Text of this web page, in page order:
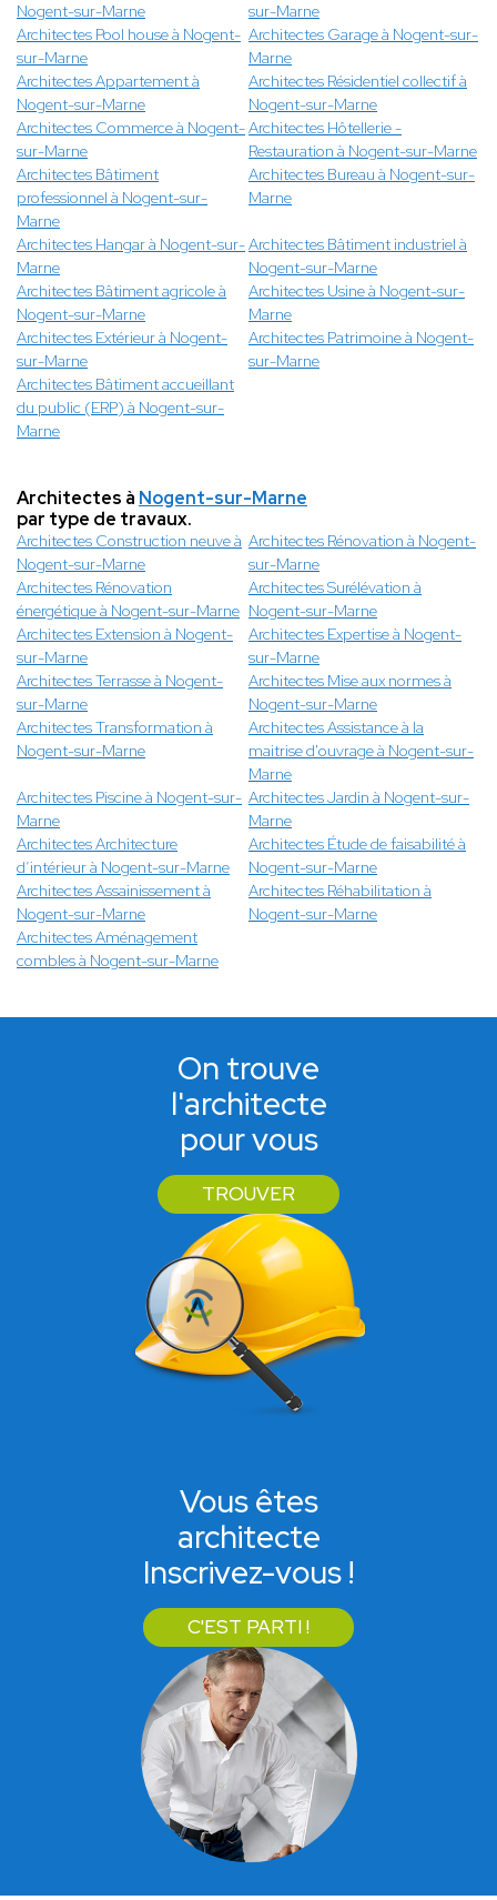
Nogent-sur-Marne
sur-Marne
Architectes Pool house à Nogent-
sur-Marne
Architectes Garage à Nogent-sur-
Marne
Architectes Appartement à
Nogent-sur-Marne
Architectes Résidentiel collectif à
Nogent-sur-Marne
Architectes Commerce à Nogent-
sur-Marne
Architectes Hôtellerie -
Restauration à Nogent-sur-Marne
Architectes Bâtiment
professionnel à Nogent-sur-
Marne
Architectes Bureau à Nogent-sur-
Marne
Architectes Hangar à Nogent-sur-
Marne
Architectes Bâtiment industriel à
Nogent-sur-Marne
Architectes Bâtiment agricole à
Nogent-sur-Marne
Architectes Usine à Nogent-sur-
Marne
Architectes Extérieur à Nogent-
sur-Marne
Architectes Patrimoine à Nogent-
sur-Marne
Architectes Bâtiment accueillant
du public (ERP) à Nogent-sur-
Marne
Architectes à Nogent-sur-Marne
par type de travaux.
Architectes Construction neuve à
Nogent-sur-Marne
Architectes Rénovation à Nogent-
sur-Marne
Architectes Rénovation
énergétique à Nogent-sur-Marne
Architectes Surélévation à
Nogent-sur-Marne
Architectes Extension à Nogent-
sur-Marne
Architectes Expertise à Nogent-
sur-Marne
Architectes Terrasse à Nogent-
sur-Marne
Architectes Mise aux normes à
Nogent-sur-Marne
Architectes Transformation à
Nogent-sur-Marne
Architectes Assistance à la
maitrise d'ouvrage à Nogent-sur-
Marne
Architectes Piscine à Nogent-sur-
Marne
Architectes Jardin à Nogent-sur-
Marne
Architectes Architecture
d’intérieur à Nogent-sur-Marne
Architectes Étude de faisabilité à
Nogent-sur-Marne
Architectes Assainissement à
Nogent-sur-Marne
Architectes Réhabilitation à
Nogent-sur-Marne
Architectes Aménagement
combles à Nogent-sur-Marne
On trouve
l'architecte
pour vous
TROUVER
Vous êtes
architecte
Inscrivez-vous !
C'EST PARTI !